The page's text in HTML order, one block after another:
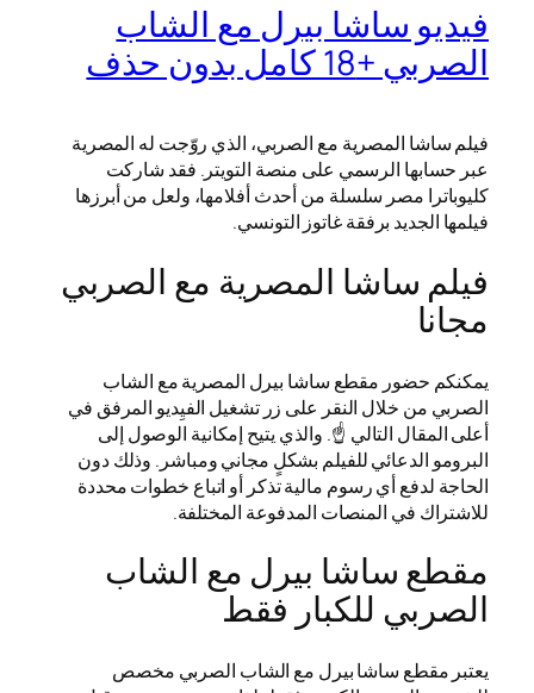
فيديو ساشا بيرل مع الشاب
الصربي +18 كامل بدون حذف
فيلم ساشا المصرية مع الصربي، الذي روّجت له المصرية
عبر حسابها الرسمي على منصة التويتر. فقد شاركت
كليوباترا مصر سلسلة من أحدث أفلامها، ولعل من أبرزها
فيلمها الجديد برفقة غاتوز التونسي.
فيلم ساشا المصرية مع الصربي
مجانا
يمكنكم حضور مقطع ساشا بيرل المصرية مع الشاب
الصربي من خلال النقر على زر تشغيل الفيِديو المرفق في
أعلى المقال التالي ☝️. والذي يتيح إمكانية الوصول إلى
البرومو الدعائي للفيلم بشكلٍ مجاني ومباشر. وذلك دون
الحاجة لدفع أي رسوم مالية تذكر أو اتباع خطوات محددة
للاشتراك في المنصات المدفوعة المختلفة.
مقطع ساشا بيرل مع الشاب
الصربي للكبار فقط
يعتبر مقطع ساشا بيرل مع الشاب الصربي مخصص